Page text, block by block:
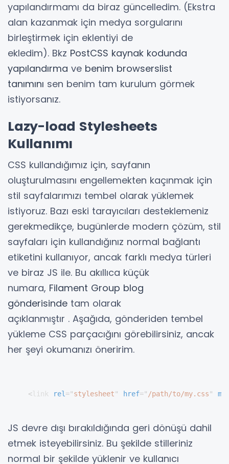
yapılandırmamı da biraz güncelledim. (Ekstra
alan kazanmak için medya sorgularını
birleştirmek için eklentiyi de
ekledim). Bkz PostCSS kaynak kodunda
yapılandırma ve benim browserslist
tanımını sen benim tam kurulum görmek
istiyorsanız.
Lazy-load Stylesheets
Kullanımı
CSS kullandığımız için, sayfanın
oluşturulmasını engellemekten kaçınmak için
stil sayfalarımızı tembel olarak yüklemek
istiyoruz. Bazı eski tarayıcıları desteklemeniz
gerekmedikçe, bugünlerde modern çözüm, stil
sayfaları için kullandığınız normal bağlantı
etiketini kullanıyor, ancak farklı medya türleri
ve biraz JS ile. Bu akıllıca küçük
numara, Filament Group blog
gönderisinde tam olarak
açıklanmıştır . Aşağıda, gönderiden tembel
yükleme CSS parçacığını görebilirsiniz, ancak
her şeyi okumanızı öneririm.
<link rel ="stylesheet" href=" /path/to/my.css"
JS devre dışı bırakıldığında geri dönüşü dahil
etmek isteyebilirsiniz. Bu şekilde stilleriniz
normal bir şekilde yüklenir ve kullanıcı